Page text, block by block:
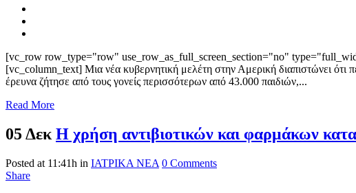
[vc_row row_type="row" use_row_as_full_screen_section="no"
[vc_column_text] Μια νέα κυβερνητική μελέτη στην Αμερική διαπιστώνει ότι
έρευνα ζήτησε από τους γονείς περισσότερων από 43.000 παιδιών,...
Read More
05 Δεκ Η χρήση αντιβιοτικών και φαρμάκων
Posted at 11:41h in ΙΑΤΡΙΚΑ ΝΕΑ 0 Comments
Share